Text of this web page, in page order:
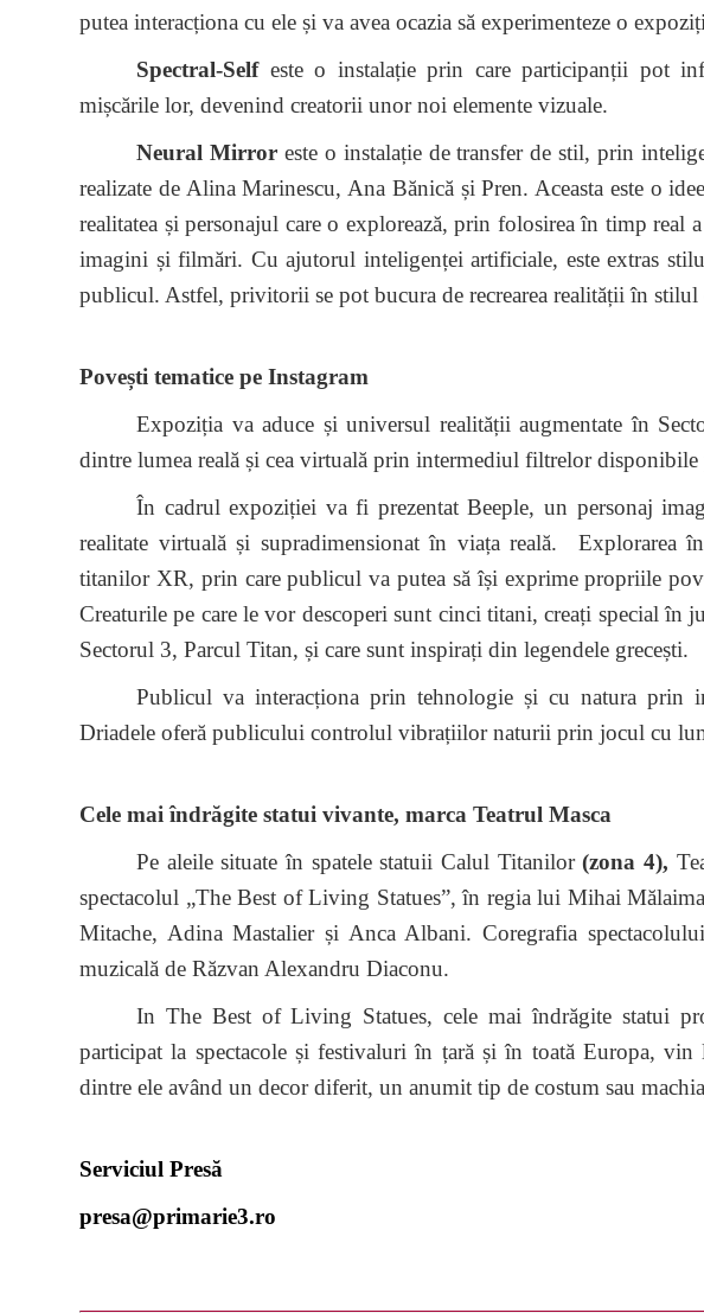
putea interacționa cu ele și va avea ocazia să experimenteze o
Spectral-Selfeste o instalație prin care participanții pot
mișcările lor, devenind creatorii unor noi elemente vizuale.
Neural Mirroreste o instalație de transfer de stil, prin
realizate de Alina Marinescu, Ana Bănică și Pren. Aceasta este o
realitatea și personajul care o explorează, prin folosirea în timp real
imagini și filmări. Cu ajutorul inteligenței artificiale, este extras
publicul. Astfel, privitorii se pot bucura de recrearea realității în stilul
Povești tematice pe Instagram
Expoziția va aduce și universul realității augmentate în
dintre lumea reală și cea virtuală prin intermediul filtrelor disponibile
În cadrul expoziției va fi prezentat Beeple, un personaj
realitate virtuală și supradimensionat în viața reală. Explorarea
titanilor XR, prin care publicul va putea să își exprime propriile
Creaturile pe care le vor descoperi sunt cinci titani, creați special
Sectorul 3, Parcul Titan, și care sunt inspirați din legendele grecești.
Publicul va interacționa prin tehnologie și cu natura prin
Driadele oferă publicului controlul vibrațiilor naturii prin jocul cu
Cele mai îndrăgite statui vivante, marca Teatrul Masca
Pe aleile situate în spatele statuii Calul Titanilor(zona 4),
spectacolul „The Best of Living Statues”, în regia lui Mihai
Mitache, Adina Mastalier și Anca Albani. Coregrafia
muzicală de Răzvan Alexandru Diaconu.
In The Best of Living Statues, cele mai îndrăgite statui
participat la spectacole și festivaluri în țară și în toată Europa,
dintre ele având un decor diferit, un anumit tip de costum sau
Serviciul Presă
presa@primarie3.ro